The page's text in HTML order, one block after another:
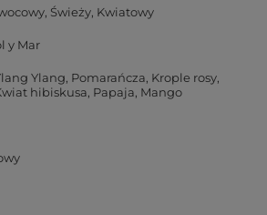
Świeży Kwiatowy
y Mar
Ylang Pomarańcza Krople rosy
hibiskusa Papaja Mango